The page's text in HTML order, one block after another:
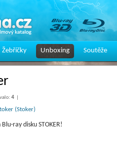
Žebříčky Unboxing Soutěže
4
(Stoker)
ray disku STOKER!